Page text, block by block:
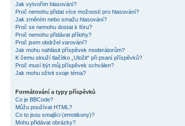
Jak vytvořím hlasování?
Proč nemohu přidat více možností pro hlasování?
Jak změním nebo smažu hlasování?
Proč se nemohu dostat k fóru?
Proč nemohu přidávat přílohy?
Proč jsem obdržel varování?
Jak mohu nahlásit příspěvek moderátorům?
K čemu slouží tlačítko „Uložit“ při psaní příspěvků?
Proč musí být můj příspěvek schválen?
Jak mohu oživit svoje téma?
Formátování a typy příspěvků
Co je BBCode?
Můžu používat HTML?
Co to jsou smajlíci (emotikony)?
Mohu přidávat obrázky?